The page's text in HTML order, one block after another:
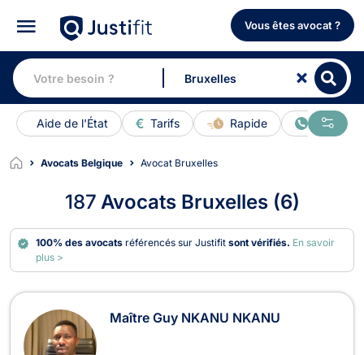
Vous êtes avocat ?
Aide de l'État Tarifs Rapide En ligne
Avocats Belgique Avocat Bruxelles
187 Avocats Bruxelles (6)
100% des avocats référencés sur Justifitsont vérifiés. En savoir
plus >
Avocats à Bruxelles
Maître Guy NKANU NKANU